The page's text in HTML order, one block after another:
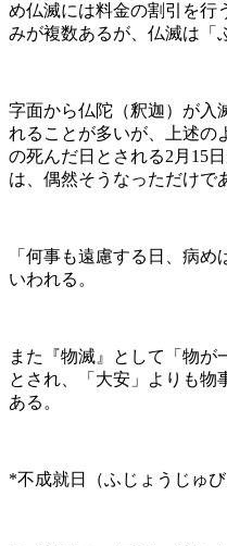
め仏滅には料金の割引を行
みが複数あるが、仏滅は「
字面から仏陀（釈迦）が入
れることが多いが、上述の
の死んだ日とされる2月15
は、偶然そうなっただけで
「何事も遠慮する日、病
いわれる。
また『物滅』として「物が
とされ、「大安」よりも物
ある。
*不成就日（ふじょうじゅ